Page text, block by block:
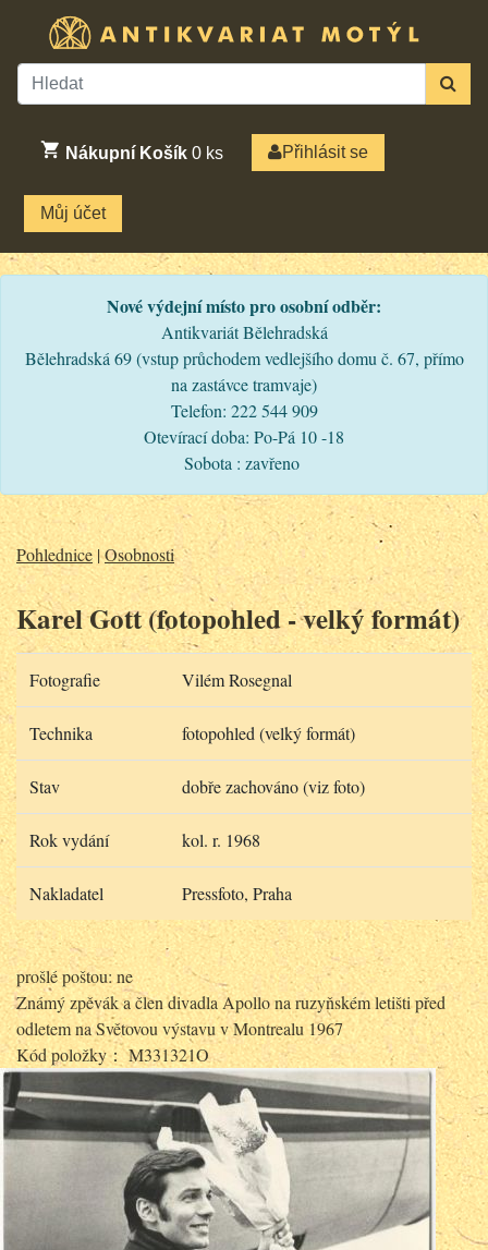
Nákupní Košík 0 ks Přihlásit se
Můj účet
Nové výdejní místo pro osobní odběr:
Antikvariát Bělehradská
Bělehradská 69 (vstup průchodem vedlejšího domu č. 67, přímo
na zastávce tramvaje)
Telefon: 222 544 909
Otevírací doba: Po-Pá 10 -18
Sobota : zavřeno
Pohlednice |Osobnosti
Karel Gott (fotopohled - velký formát)
Fotografie Vilém Rosegnal
Technika fotopohled (velký formát)
Stav dobře zachováno (viz foto)
Rok vydání kol. r. 1968
Nakladatel Pressfoto, Praha
prošlé poštou: ne
Známý zpěvák a člen divadla Apollo na ruzyňském letišti před
odletem na Světovou výstavu v Montrealu 1967
Kód položky： M331321O